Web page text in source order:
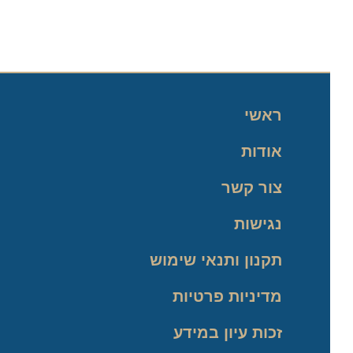
ראשי
אודות
צור קשר
נגישות
תקנון ותנאי שימוש
מדיניות פרטיות
זכות עיון במידע